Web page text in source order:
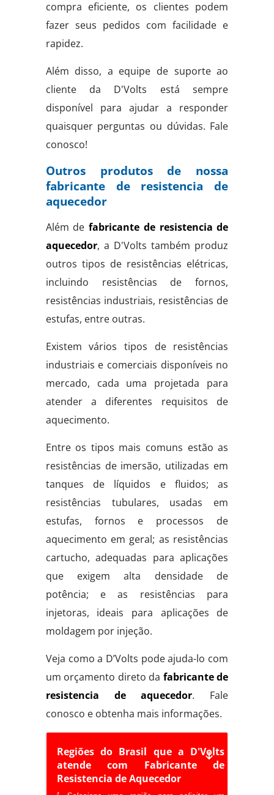
compra eficiente, os clientes podem
fazer seus pedidos com facilidade e
rapidez.
Além disso, a equipe de suporte ao
cliente da D'Volts está sempre
disponível para ajudar a responder
quaisquer perguntas ou dúvidas. Fale
conosco!
Outros produtos de nossa
fabricante de resistencia de
aquecedor
Além defabricante de resistencia de
aquecedor, a D'Volts também produz
outros tipos de resistências elétricas,
incluindo resistências de fornos,
resistências industriais, resistências de
estufas, entre outras.
Existem vários tipos de resistências
industriais e comerciais disponíveis no
mercado, cada uma projetada para
atender a diferentes requisitos de
aquecimento.
Entre os tipos mais comuns estão as
resistências de imersão, utilizadas em
tanques de líquidos e fluidos; as
resistências tubulares, usadas em
estufas, fornos e processos de
aquecimento em geral; as resistências
cartucho, adequadas para aplicações
que exigem alta densidade de
potência; e as resistências para
injetoras, ideais para aplicações de
moldagem por injeção.
Veja como a D’Volts pode ajuda-lo com
um orçamento direto da fabricante de
resistencia de aquecedor. Fale
conosco e obtenha mais informações.
Regiões do Brasil que a D'Volts
atende com Fabricante de
Resistencia de Aquecedor